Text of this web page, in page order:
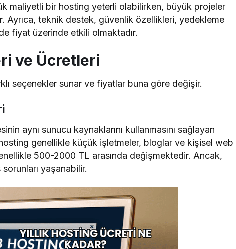
maliyetli bir hosting yeterli olabilirken, büyük projeler
Ayrıca, teknik destek, güvenlik özellikleri, yedekleme
fiyat üzerinde etkili olmaktadır.
ve Ücretleri
seçenekler sunar ve fiyatlar buna göre değişir.
aynı sunucu kaynaklarını kullanmasını sağlayan
genellikle küçük işletmeler, bloglar ve kişisel web
500-2000 TL arasında değişmektedir. Ancak,
yaşanabilir.